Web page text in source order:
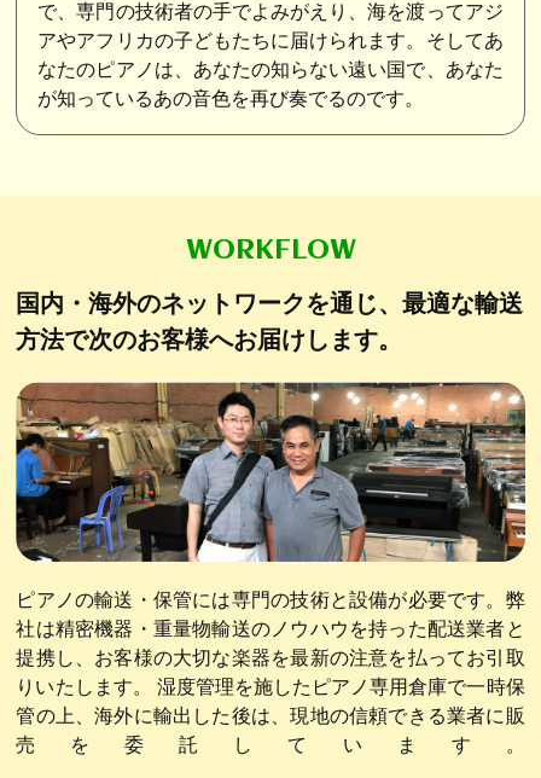
で、専門の技術者の手でよみがえり、海を渡ってアジ
アやアフリカの子どもたちに届けられます。そしてあ
なたのピアノは、あなたの知らない遠い国で、あなた
が知っているあの音色を再び奏でるのです。
WORKFLOW
国内・海外のネットワークを通じ、最適な輸送
方法で次のお客様へお届けします。
ピアノの輸送・保管には専門の技術と設備が必要です。弊
社は精密機器・重量物輸送のノウハウを持った配送業者と
提携し、お客様の大切な楽器を最新の注意を払ってお引取
りいたします。 湿度管理を施したピアノ専用倉庫で一時保
管の上、海外に輸出した後は、現地の信頼できる業者に販
売を委託しています。